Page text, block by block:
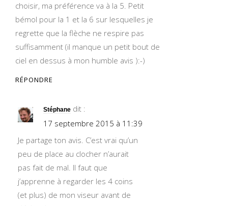
choisir, ma préférence va à la 5. Petit
bémol pour la 1 et la 6 sur lesquelles je
regrette que la flèche ne respire pas
suffisamment (il manque un petit bout de
ciel en dessus à mon humble avis ):-)
RÉPONDRE
Stéphane dit :
17 septembre 2015 à 11:39
Je partage ton avis. C’est vrai qu’un
peu de place au clocher n’aurait
pas fait de mal. Il faut que
j’apprenne à regarder les 4 coins
(et plus) de mon viseur avant de